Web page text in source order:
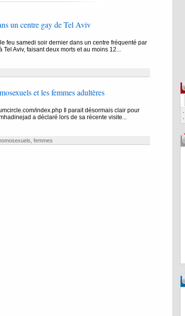
un centre gay de Tel Aviv
feu samedi soir dernier dans un centre fréquenté par
Aviv, faisant deux morts et au moins 12...
et les femmes adultères
index.php Il parait désormais clair pour
a déclaré lors de sa récente visite...
femmes
·
·